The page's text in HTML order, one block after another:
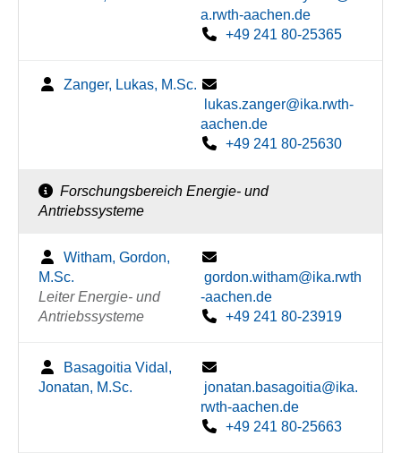
a.rwth-aachen.de
+49 241 80-25365
Zanger, Lukas, M.Sc.
lukas.zanger@ika.rwth-
aachen.de
+49 241 80-25630
Forschungsbereich Energie- und
Antriebssysteme
Witham, Gordon,
M.Sc.
Leiter Energie- und
Antriebssysteme
gordon.witham@ika.rwth
-aachen.de
+49 241 80-23919
Basagoitia Vidal,
Jonatan, M.Sc.
jonatan.basagoitia@ika.
rwth-aachen.de
+49 241 80-25663